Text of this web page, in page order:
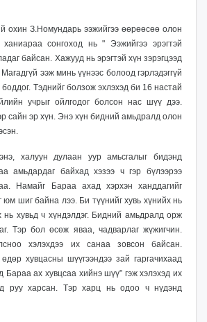
охин З.Номундарь ээжийгээ өөрөөсөө олон
ханиараа сонгоход нь " Ээжийгээ эрэгтэй
байсан. Хажууд нь эрэгтэй хүн зэрэгцээд
ээж минь үүнээс болоод гэрлэдэггүй
Тэднийг болзож эхлэхэд би 16 настай
учрыг ойлгодог болсон нас шүү дээ.
сайн эр хүн. Энэ хүн бидний амьдралд олон
халуун дулаан уур амьсгалыг бидэнд
амьдардаг байхад хэзээ ч гэр бүлээрээ
Намайг Бараа ахад хэрхэн ханддагийг
юм шиг байна лээ. Би түүнийг хувь хүнийх нь
нь хувьд ч хүндэлдэг. Бидний амьдралд орж
Тэр бол өсөж яваа, чадварлаг жүжигчин.
хэлэхдээ их санаа зовсон байсан.
хувцасны шүүгээндээ зай гаргачихаад
Бараа ах хувцсаа хийнэ шүү” гэж хэлэхэд их
руу харсан. Тэр харц нь одоо ч нүдэнд